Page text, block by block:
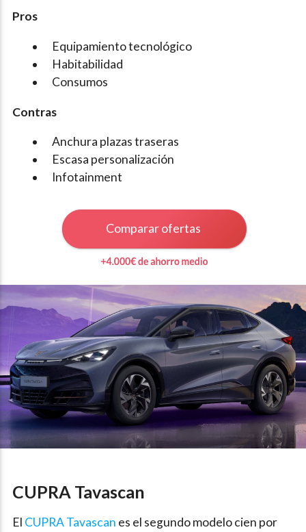
Pros
Equipamiento tecnológico
Habitabilidad
Consumos
Contras
Anchura plazas traseras
Escasa personalización
Infotainment
Comparar ofertas
CUPRA Tavascan
El CUPRA Tavascan es el segundo modelo cien por